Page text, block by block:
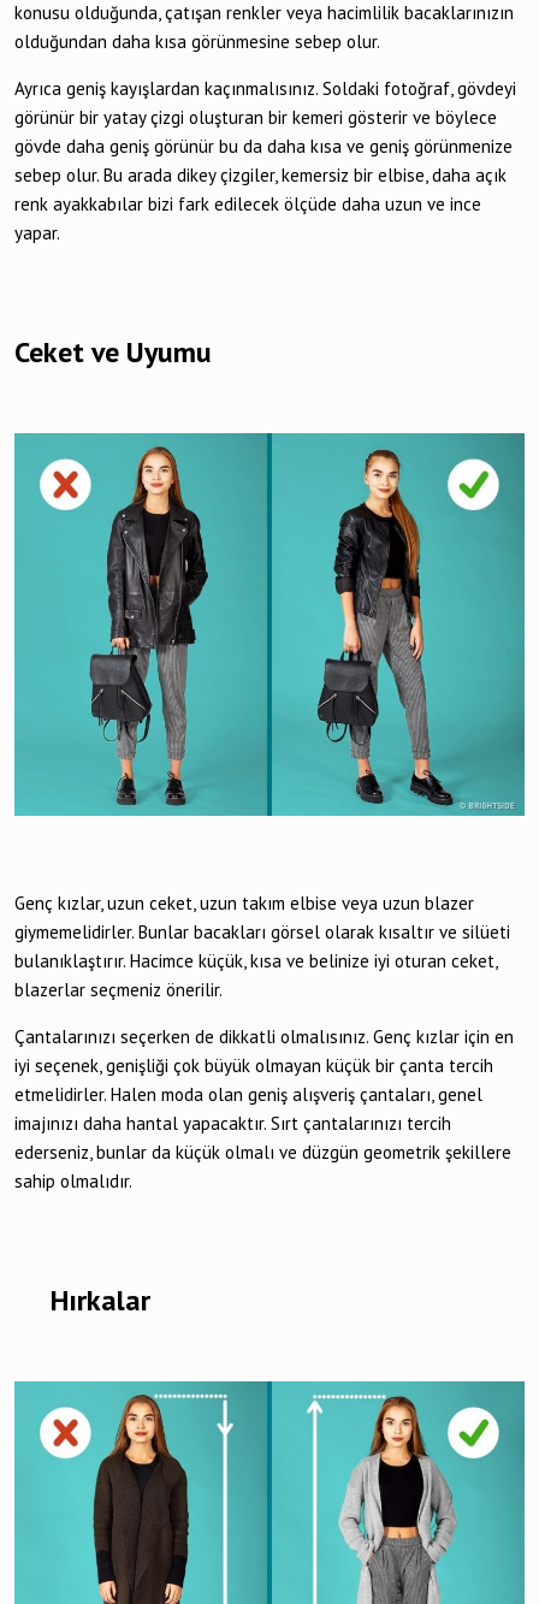
konusu olduğunda, çatışan renkler veya hacimlilik bacaklarınızın
olduğundan daha kısa görünmesine sebep olur.
Ayrıca geniş kayışlardan kaçınmalısınız. Soldaki fotoğraf, gövdeyi
görünür bir yatay çizgi oluşturan bir kemeri gösterir ve böylece
gövde daha geniş görünür bu da daha kısa ve geniş görünmenize
sebep olur. Bu arada dikey çizgiler, kemersiz bir elbise, daha açık
renk ayakkabılar bizi fark edilecek ölçüde daha uzun ve ince
yapar.
Ceket ve Uyumu
Genç kızlar, uzun ceket, uzun takım elbise veya uzun blazer
giymemelidirler. Bunlar bacakları görsel olarak kısaltır ve silüeti
bulanıklaştırır. Hacimce küçük, kısa ve belinize iyi oturan ceket,
blazerlar seçmeniz önerilir.
Çantalarınızı seçerken de dikkatli olmalısınız. Genç kızlar için en
iyi seçenek, genişliği çok büyük olmayan küçük bir çanta tercih
etmelidirler. Halen moda olan geniş alışveriş çantaları, genel
imajınızı daha hantal yapacaktır. Sırt çantalarınızı tercih
ederseniz, bunlar da küçük olmalı ve düzgün geometrik şekillere
sahip olmalıdır.
Hırkalar